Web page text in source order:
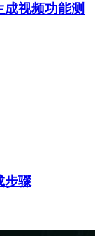
视频功能测
步骤